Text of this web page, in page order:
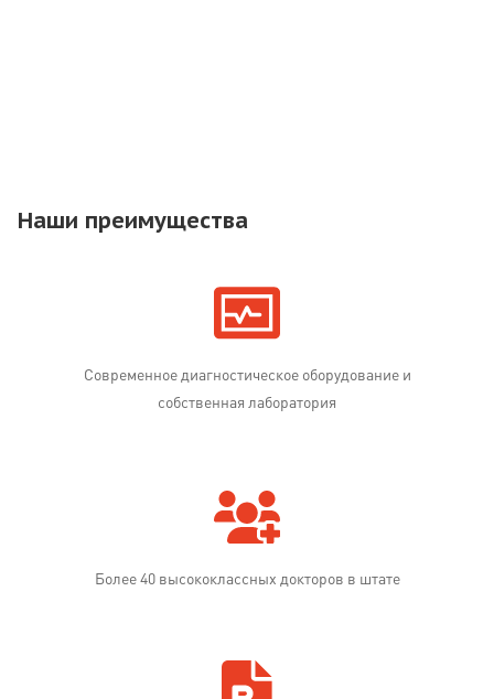
Наши преимущества
Современное диагностическое оборудование и
собственная лаборатория
Более 40 высококлассных докторов в штате